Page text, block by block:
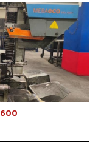
2012
335 mm
2480x2300x1900
mm
2020 kg
nein
600